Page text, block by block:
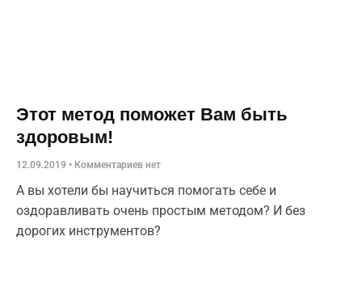
Этот метод поможет Вам быть
здоровым!
12.09.2019 Комментариев нет
А вы хотели бы научиться помогать себе и
оздоравливать очень простым методом? И без
дорогих инструментов?